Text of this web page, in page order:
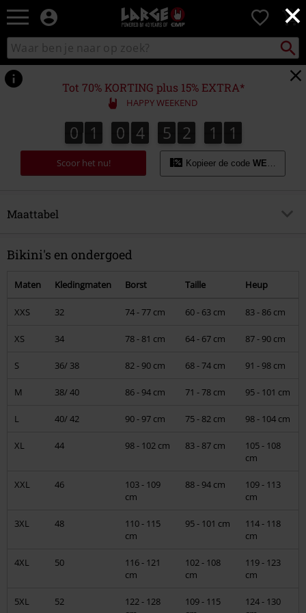
×
Large
–
Muziek-,
en
gaming-
merch
+
alternatieve
kleding
0
Zoek
in
catalogus
zoeken
Tot 70% KORTING plus 15% EXTRA*
HAPPY WEEKEND
0
0 1
1 0
0 4
4 5
5 2
2 1
1 0
1
0
2
1
Scoor het nu! Kopieer de code WEEKEND
Maattabel
Vrouwen
T-Shirts, topjes, vesten, truien, jassen, longsleeves
Bikini's en ondergoed
Broeken, korte broeken en rokjes
Bikini's en ondergoed
Maten Kledingmaten Borst Taille Heup
XXS 32 74 - 77 cm 60 - 63 cm 83 - 86 cm
XS 34 78 - 81 cm 64 - 67 cm 87 - 90 cm
S 36/ 38 82 - 90 cm 68 - 74 cm 91 - 98 cm
M 38/ 40 86 - 94 cm 71 - 78 cm 95 - 101 cm
L 40/ 42 90 - 97 cm 75 - 82 cm 98 - 104 cm
XL 44 98 - 102 cm 83 - 87 cm
105 - 108
cm
XXL 46
103 - 109
cm
88 - 94 cm
109 - 113
cm
3XL 48
110 - 115
cm
95 - 101 cm
114 - 118
cm
4XL 50
116 - 121
cm
102 - 108
cm
119 - 123
cm
5XL 52
122 - 128
109 - 115
124 - 130